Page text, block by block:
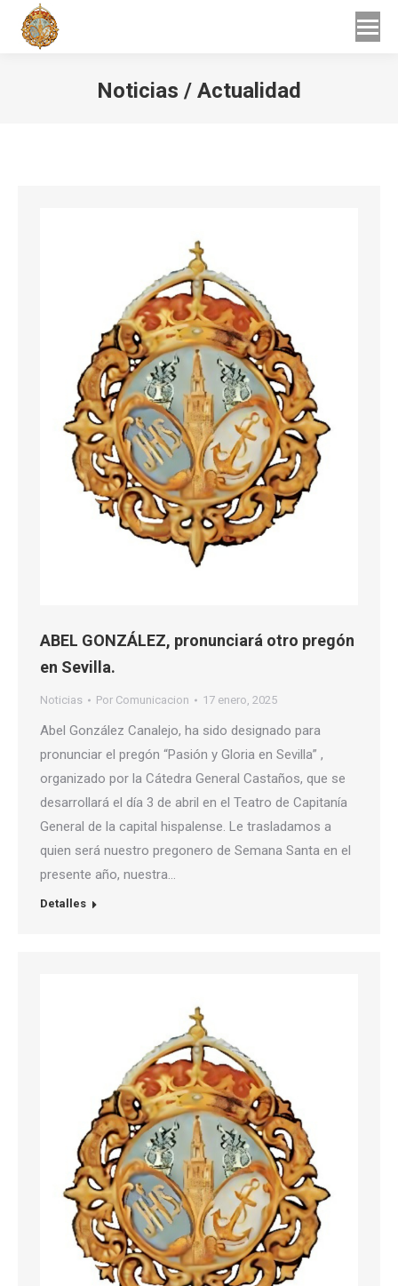
Noticias / Actualidad
ABEL GONZÁLEZ, pronunciará otro pregón
en Sevilla.
Noticias Por Comunicacion 17 enero, 2025
Abel González Canalejo, ha sido designado para
pronunciar el pregón “Pasión y Gloria en Sevilla” ,
organizado por la Cátedra General Castaños, que se
desarrollará el día 3 de abril en el Teatro de Capitanía
General de la capital hispalense. Le trasladamos a
quien será nuestro pregonero de Semana Santa en el
presente año, nuestra…
Detalles